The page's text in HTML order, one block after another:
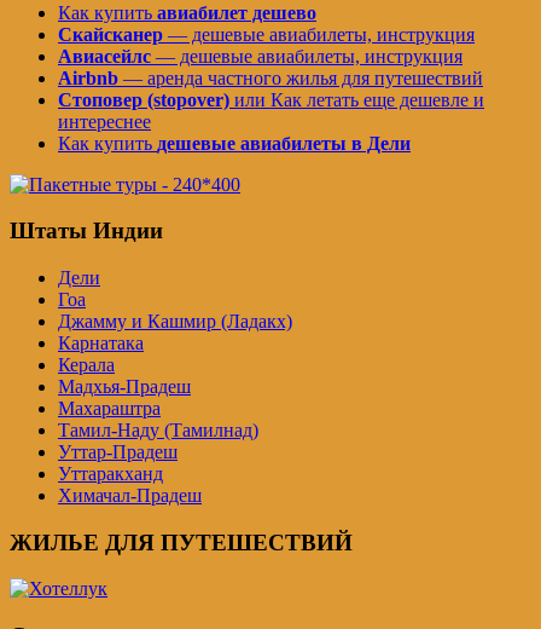
Как купить авиабилет дешево
Скайсканер — дешевые авиабилеты, инструкция
Авиасейлс — дешевые авиабилеты, инструкция
Airbnb — аренда частного жилья для путешествий
Стоповер (stopover) или Как летать еще дешевле и
интереснее
Как купить дешевые авиабилеты в Дели
Штаты Индии
Дели
Гоа
Джамму и Кашмир (Ладакх)
Карнатака
Керала
Мадхья-Прадеш
Махараштра
Тамил-Наду (Тамилнад)
Уттар-Прадеш
Уттаракханд
Химачал-Прадеш
ЖИЛЬЕ ДЛЯ ПУТЕШЕСТВИЙ